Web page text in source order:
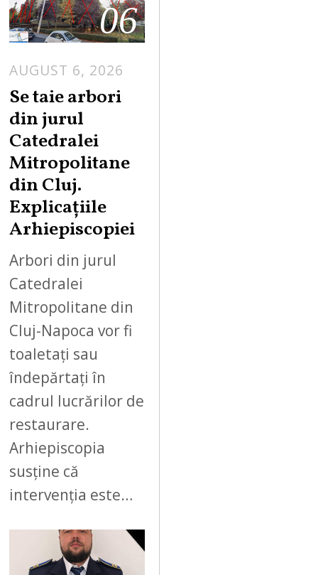
06
AUGUST 6, 2026
Se taie arbori
din jurul
Catedralei
Mitropolitane
din Cluj.
Explicațiile
Arhiepiscopiei
Arbori din jurul
Catedralei
Mitropolitane din
Cluj-Napoca vor fi
toaletați sau
îndepărtați în
cadrul lucrărilor de
restaurare.
Arhiepiscopia
susține că
intervenția este…